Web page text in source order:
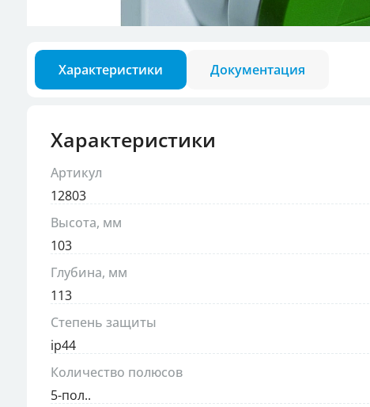
Характеристики Документация
Характеристики
Артикул
12803
Высота, мм
103
Глубина, мм
113
Степень защиты
ip44
Количество полюсов
5-пол..